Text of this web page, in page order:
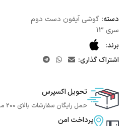
دسته: گوشی آیفون دست دوم
سری 13
برند:
اشتراک گذاری:
تحویل اکسپرس
حمل رایگان سفارشات بالای 200 میلیون
پرداخت امن